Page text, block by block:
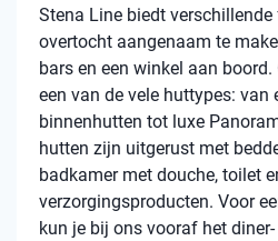
Stena Line biedt
overtocht aangenaam te
bars en een winkel aan
een van de vele huttypes: van
binnenhutten tot luxe
hutten zijn uitgerust met
badkamer met douche, toilet
verzorgingsproducten. Voor
kun je bij ons vooraf het